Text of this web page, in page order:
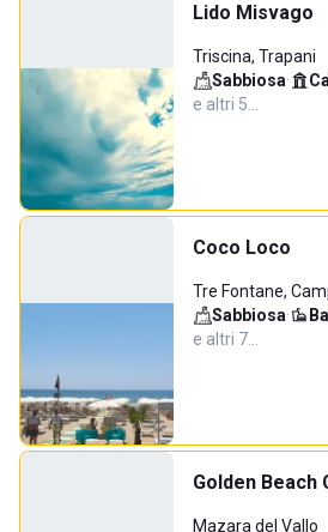
Lido Misvago
Triscina, Trapani
Sabbiosa·
e altri 5…
Coco Loco
Tre Fontane,
Sabbiosa·
e altri 7…
Golden Beach
Mazara del Vallo